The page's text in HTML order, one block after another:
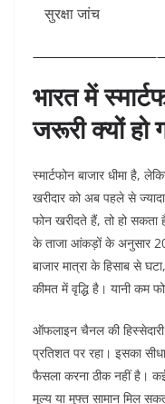
सुरक्षा जांच
भारत में
जरूरी क्यों हो
स्मार्टफोन बाजार धीमा है,
खरीदार को अब पहले से
फोन खरीदते हैं, तो हो
के ताजा आंकड़ों के अनुसार
बाजार मात्रा के हिसाब से
कीमत में वृद्धि है। यानी कम
ऑफलाइन चैनल की
प्रतिशत पर रहा। इसका
फैसला करना ठीक नहीं है।
मूल्य या मुफ्त सामान मिल